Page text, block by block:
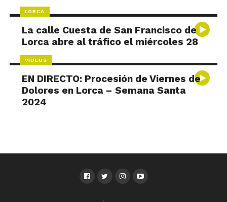
LORCA
La calle Cuesta de San Francisco de
Lorca abre al tráfico el miércoles 28
VÍDEOS
EN DIRECTO: Procesión de Viernes de
Dolores en Lorca – Semana Santa
2024